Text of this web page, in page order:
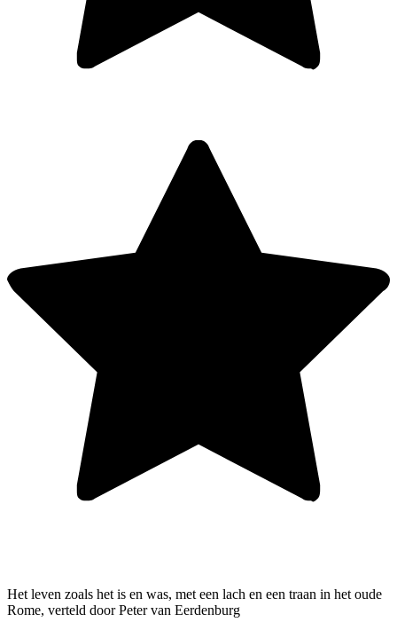
Het leven zoals het is en was, met een lach en een traan in het oude
Rome, verteld door Peter van Eerdenburg